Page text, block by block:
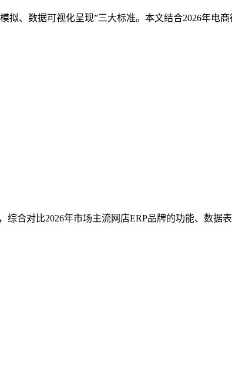
、数据可视化呈现”三大标准。本文结合2026年电
合对比2026年市场主流网店ERP品牌的功能、数据